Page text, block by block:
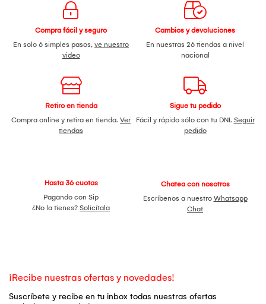
Compra fácil y seguro
En solo 6 simples pasos, ve nuestro
video
Cambios y devoluciones
En nuestras 26 tiendas a nivel
nacional
Retiro en tienda
Compra online y retira en tienda. Ver
tiendas
Sigue tu pedido
Fácil y rápido sólo con tu DNI. Seguir
pedido
Hasta 36 cuotas
Pagando con Sip
¿No la tienes? Solicítala
Chatea con nosotros
Escríbenos a nuestro Whatsapp
Chat
¡Recibe nuestras ofertas y novedades!
Suscríbete y recibe en tu inbox todas nuestras ofertas